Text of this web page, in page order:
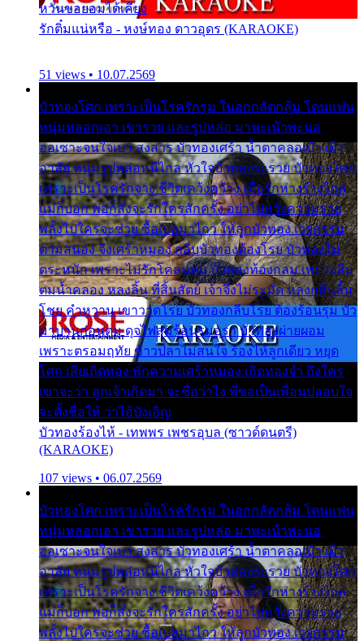
หวั่นขอยอมได้เคียง
รักติ๋มแน่หรือ - หงษ์ทอง ดาวอุดร (KARAOKE)
51 views • 10.07.2569
บัวทองโศก เพราะเป็นโรครักรุม ในอกกลัดกลุ้ม โดนแฟน
หนุ่มหลอกเอา เขารวย และรูปหล่อ มาพะเน้าพะนอ
ออเซาะจนใจเบา สงสาร บัวทองเศร้า น้ำตาคลอเบ้า เฝ้า
อาลัย หนุ่มรูปหล่อหนีไกล หัวใจบัวทองระรวย บัวทองโศก
เพราะเป็นโรครักจาง ชีวิตเคว้งคว้าง เมื่อรักห่างร้างไกล
แม่ก็บอก พ่อก็สั่งจะรักใครสักครั้ง อย่าไปหวังความรวย
พลั้งไปใครจะช่วย ซื้อเปลมาไกว ให้ลูกบัวทอง เวรกรรม
ตามสนอง จึงเศร้าหมอง กลีบบัวทองต้องโรย บัวทองไม่
ตระหนัก เพราะไม่รักโคลนตม บัวทองท้องกลม เพราะลืม
ตมน้ำคลอง หลงลิ้น ที่สิ้นสัตย์ เจ้าจึงไม่ระมัด หลงกลิ่นลิ้น
โชย คำหวาน เขาวาดโรย บัวทองกลีบโรย ต้องร้อนรุม บัว
มาบานก่อนตูม ดุจไฟสุมร้อนรุมอุรา บัวทองผ่ายผอม
เพราะตรอมฤทัย ข้าวปลาไม่สนใจ ร้องไห้ลูกเดียว หยุด
โศก เสียเถิดทอง พักความเศร้าหมอง เถิดทองจ๋า ถึงใคร
เขาจะว่า ลูกเจ้าเกิดมา จะชื่อว่าไง พี่ขอเป็นเพื่อนปลอบใจ
จะตั้งชื่อให้ ว่าไอ้บังเอิญ
บัวทองร้องไห้ - เทพพร เพชรอุบล (ซาวด์ดนตรี)
(KARAOKE)
107 views • 06.07.2569
บัวทองโศก เพราะเป็นโรครักรุม ในอกกลัดกลุ้ม โดนแฟน
หนุ่มหลอกเอา เขารวย และรูปหล่อ มาพะเน้าพะนอ
ออเซาะจนใจเบา สงสาร บัวทองเศร้า น้ำตาคลอเบ้า เฝ้า
อาลัย หนุ่มรูปหล่อหนีไกล หัวใจบัวทองระรวย บัวทองโศก
เพราะเป็นโรครักจาง ชีวิตเคว้งคว้าง เมื่อรักห่างร้างไกล
แม่ก็บอก พ่อก็สั่งจะรักใครสักครั้ง อย่าไปหวังความรวย
พลั้งไปใครจะช่วย ซื้อเปลมาไกว ให้ลูกบัวทอง เวรกรรม